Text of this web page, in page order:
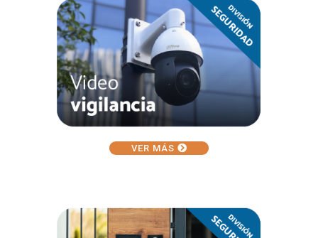
VER MÁS